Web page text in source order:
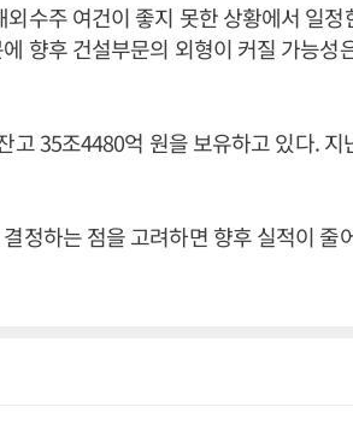
수주 여건이 좋지 못한 상황에서 일정
향후 건설부문의 외형이 커질 가능성
고 35조4480억 원을 보유하고 있다. 지
정하는 점을 고려하면 향후 실적이 줄